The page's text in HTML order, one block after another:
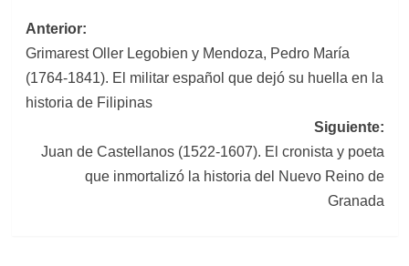
Navegación
de
entradas
Anterior:
Grimarest Oller Legobien y Mendoza, Pedro María
(1764-1841). El militar español que dejó su huella en la
historia de Filipinas
Siguiente:
Juan de Castellanos (1522-1607). El cronista y poeta
que inmortalizó la historia del Nuevo Reino de
Granada